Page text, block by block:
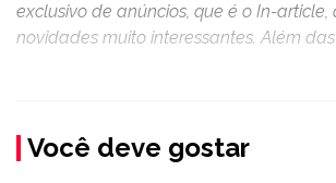
exclusivo de anúncios, que é o In-
novidades muito interessantes. Além das
Você deve gostar